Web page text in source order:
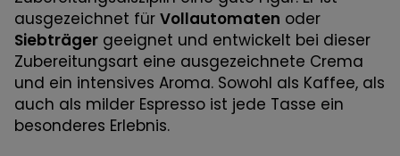
ausgezeichnet für Vollautomaten oder
Siebträger geeignet und entwickelt bei dieser
Zubereitungsart eine ausgezeichnete Crema
und ein intensives Aroma. Sowohl als Kaffee, als
auch als milder Espresso ist jede Tasse ein
besonderes Erlebnis.